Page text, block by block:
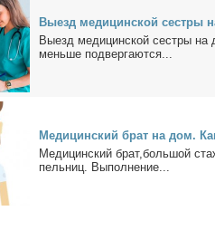
Вы­езд ме­ди­цин­ской сест­ры
Вы­езд ме­ди­цин­ской сест­ры
мень­ше под­вер­га­ют­ся...
Ме­ди­цин­ский брат на дом.
Ме­ди­цин­ский брат,боль­шой
пель­ниц. Вы­пол­не­ние...